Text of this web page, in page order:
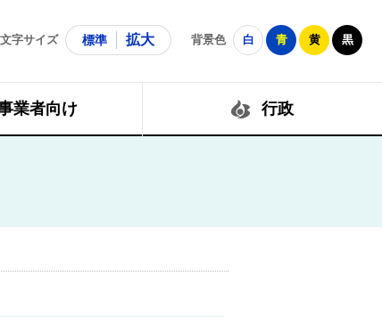
文字サイズ 標準 拡大 背景色 白 青 黄 黒
業者向け 行政